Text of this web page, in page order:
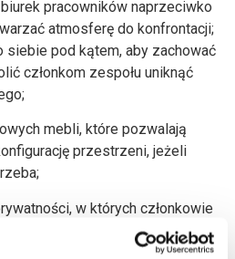
pracowników naprzeciwko
atmosferę do konfrontacji;
siebie pod kątem, aby zachować
członkom zespołu uniknąć
mebli, które pozwalają
przestrzeni, jeżeli
w których członkowie
zrelaksować i “odpocząć od